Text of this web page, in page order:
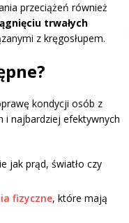
przeciążeń również
trwałych
z kręgosłupem.
kondycji osób z
i najbardziej efektywnych
jak prąd, światło czy
fizyczne, które mają